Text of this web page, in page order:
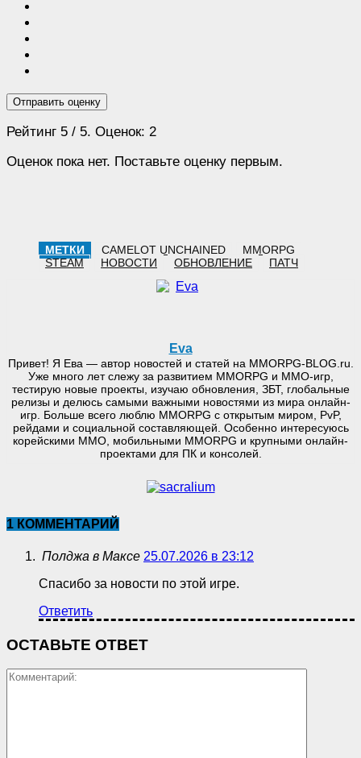
Отправить оценку
Рейтинг 5 / 5. Оценок: 2
Оценок пока нет. Поставьте оценку первым.
МЕТКИ CAMELOT UNCHAINED
MMORPG
STEAM
НОВОСТИ ОБНОВЛЕНИЕ ПАТЧ
Eva
Привет! Я Ева — автор новостей и статей на MMORPG-BLOG.ru.
Уже много лет слежу за развитием MMORPG и MMO-игр,
тестирую новые проекты, изучаю обновления, ЗБТ, глобальные
релизы и делюсь самыми важными новостями из мира онлайн-
игр. Больше всего люблю MMORPG с открытым миром, PvP,
рейдами и социальной составляющей. Особенно интересуюсь
корейскими MMO, мобильными MMORPG и крупными онлайн-
проектами для ПК и консолей.
1 КОММЕНТАРИЙ
Полджа в Максе 25.07.2026 в 23:12
Спасибо за новости по этой игре.
Ответить
ОСТАВЬТЕ ОТВЕТ